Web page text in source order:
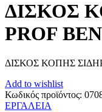
ΔΙΣΚΟΣ
PROF
ΔΙΣΚΟΣ ΚΟΠΗΣ
Add to wishlist
Κωδικός προϊόντος:
ΕΡΓΑΛΕΙΑ